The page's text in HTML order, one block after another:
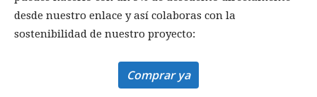
desde nuestro enlace y así colaboras con la
sostenibilidad de nuestro proyecto:
Comprar ya